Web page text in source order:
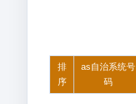
排
序
as自治系统号
码